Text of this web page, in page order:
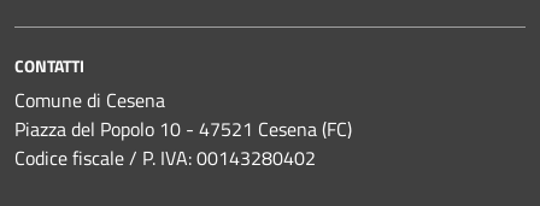
CONTATTI
Comune di Cesena
Piazza del Popolo 10 - 47521 Cesena (FC)
Codice fiscale / P. IVA: 00143280402